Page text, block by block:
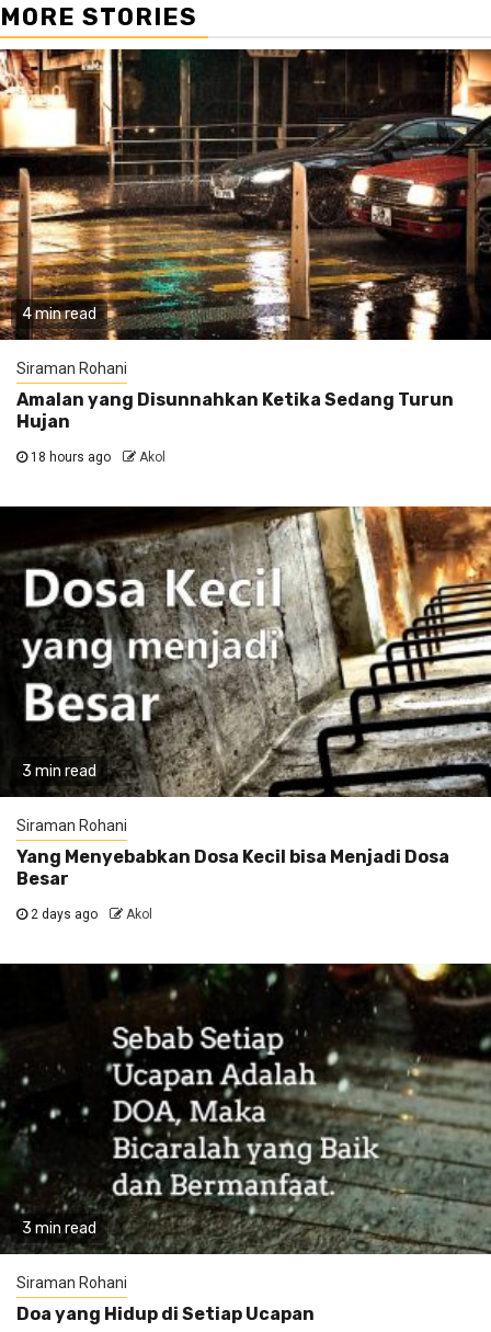
MORE STORIES
4 min read
Siraman Rohani
Amalan yang Disunnahkan Ketika Sedang Turun
Hujan
18 hours ago Akol
3 min read
Siraman Rohani
Yang Menyebabkan Dosa Kecil bisa Menjadi Dosa
Besar
2 days ago Akol
3 min read
Siraman Rohani
Doa yang Hidup di Setiap Ucapan